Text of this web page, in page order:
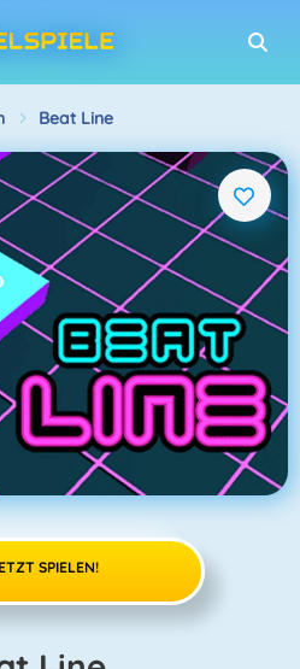
Beat Line
SPIELEN!